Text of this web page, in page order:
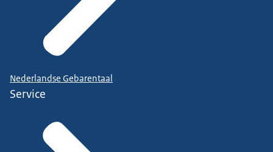
Nederlandse Gebarentaal
Service